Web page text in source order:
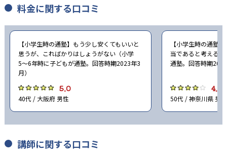
比叡山中学校 - 近江兄弟社中学校 -
光泉カトリック中学校 -
立命館守山中学校 同志社中学校 -
洛星中学校 - 大谷中学校
龍谷大学付属平安中学校
料金に関する口コミ
【小学生時の通塾】もう少し安くてもいいと
思うが、こればかりはしょうがない（小学
5〜6年時に子どもが通塾。回答時期2023年3
月）
5.0
40代 / 大阪府 男性
【小学生時の通塾
当であると考える
通塾。回答時期
4.0
50代 / 神奈川県 男性
講師に関する口コミ